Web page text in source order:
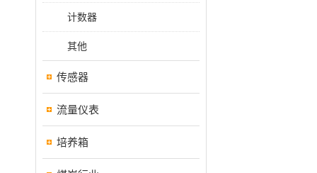
计数器
其他
传感器
流量仪表
培养箱